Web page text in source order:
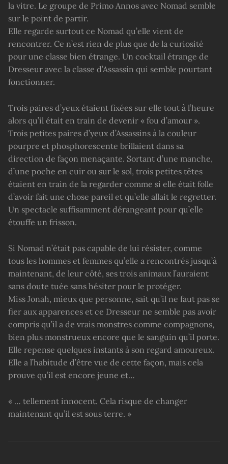
la vitre. Le groupe de Primo Annos avec Nomad semble
sur le point de partir.
Elle regarde surtout ce Nomad qu’elle vient de
rencontrer. Ce n’est rien de plus que de la curiosité
pour une classe bien étrange. Un cocktail étrange de
Dresseur avec la classe d’Assassin qui semble pourtant
fonctionner.
Trois paires d’yeux étaient fixées sur elle tout à l’heure
alors qu’il était en train de devenir « fou d’amour ».
Trois petites paires d’yeux d’Assassins à la couleur
pourpre et phosphorescente brillaient dans sa
direction de façon menaçante. Sortant d’une manche,
d’une poche en cuir ou sur le sol, trois petites têtes
étaient en train de la regarder comme si elle était folle
d’avoir fait une chose pareil et qu’elle allait le regretter.
Un spectacle suffisamment dérangeant pour qu’elle
étouffe un frisson.
Si Nomad n’était pas capable de lui résister, comme
tous les hommes et femmes qu’elle a rencontrés jusqu’à
maintenant, de leur côté, ses trois animaux l’auraient
sans doute tuée sans hésiter pour le protéger.
Miss Jonah, mieux que personne, sait qu’il ne faut pas se
fier aux apparences et ce Dresseur ne semble pas avoir
compris qu’il a de vrais monstres comme compagnons,
bien plus monstrueux encore que le sanguin qu’il porte.
Elle repense quelques instants à son regard amoureux.
Elle a l’habitude d’être vue de cette façon, mais cela
prouve qu’il est encore jeune et…
« … tellement innocent. Cela risque de changer
maintenant qu’il est sous terre. »